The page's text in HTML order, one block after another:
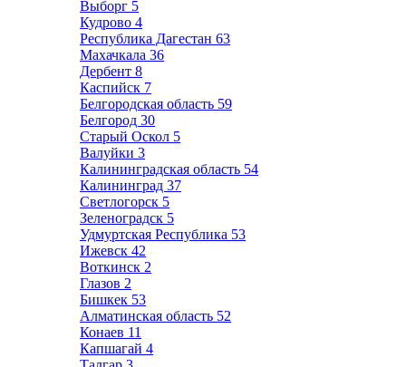
Выборг 5
Кудрово 4
Республика Дагестан 63
Махачкала 36
Дербент 8
Каспийск 7
Белгородская область 59
Белгород 30
Старый Оскол 5
Валуйки 3
Калининградская область 54
Калининград 37
Светлогорск 5
Зеленоградск 5
Удмуртская Республика 53
Ижевск 42
Воткинск 2
Глазов 2
Бишкек 53
Алматинская область 52
Конаев 11
Капшагай 4